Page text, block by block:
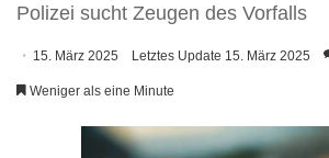
Polizei sucht Zeugen des Vorfalls
15. März 2025 Letztes Update 15. März 2025
Weniger als eine Minute